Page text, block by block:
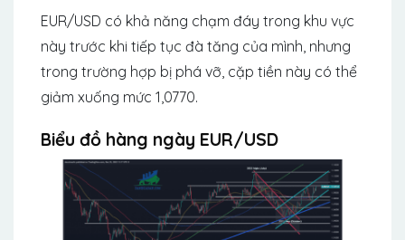
EUR/USD có khả năng chạm đáy trong khu vực
này trước khi tiếp tục đà tăng của mình, nhưng
trong trường hợp bị phá vỡ, cặp tiền này có thể
giảm xuống mức 1,0770.
Biểu đồ hàng ngày EUR/USD